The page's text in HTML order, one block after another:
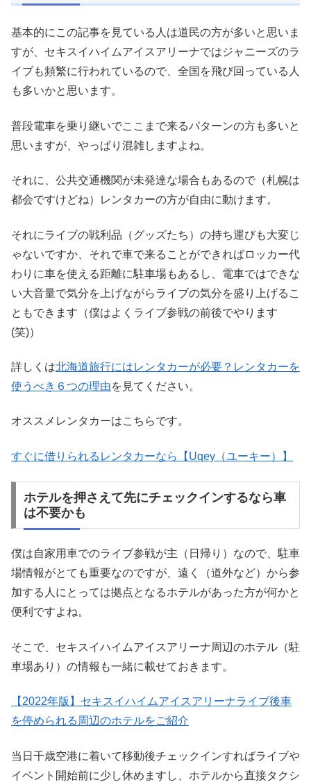
基本的にこの記事を見ている人は道民の方が多いと思いま
すが、セキスイハイムアイスアリーナではジャニーズのラ
イブも頻繁に行われているので、全国を飛び回っている人
も多いかと思います。
普段電車を乗り継いでここまで来るパターンの方も多いと
思いますが、やっぱり混雑しますよね。
それに、公共交通機関が未発達な場合もあるので（札幌は
都会ですけどね）レンタカーの方が自由に動けます。
それにライブの戦利品（グッズたち）の持ち運びも大変じ
ゃないですか、それで車で来ることができればロッカー代
わりに車を使える距離に駐車場もあるし、電車ではできな
い大音量で気分を上げながらライブの気分を盛り上げるこ
ともできます（僕はよくライブ参戦の前後でやります
(笑)）
詳しくは北海道旅行にはレンタカーが必要？レンタカーを
使うべき６つの理由を見てください。
オススメレンタカーはこちらです。
すぐに借りられるレンタカーなら【Uqey（ユーキー）】
ホテルを押さえて先にチェックインするなら車
は不要かも
僕は自家用車でのライブ参戦が主（日帰り）なので、駐車
場情報がとても重要なのですが、遠く（道外など）から参
加する人にとっては拠点となるホテルがあった方が何かと
便利ですよね。
そこで、セキスイハイムアイスアリーナ周辺のホテル（駐
車場あり）の情報も一緒に載せておきます。
【2022年版】セキスイハイムアイスアリーナライブ後車
を停められる周辺のホテルをご紹介
当日千歳空港に着いて移動後チェックインすればライブや
イベント開始前に少し休めますし、ホテルから直接タクシ